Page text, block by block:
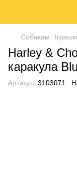
Собакам
Harley &
каракула
Артикул: 3103071